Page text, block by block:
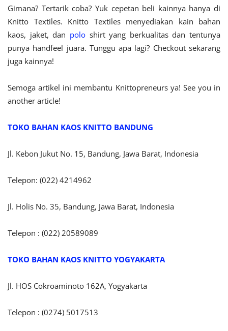
Gimana? Tertarik coba? Yuk cepetan beli kainnya hanya di
Knitto Textiles. Knitto Textiles menyediakan kain bahan
kaos, jaket, dan poloshirt yang berkualitas dan tentunya
punya handfeel juara. Tunggu apa lagi? Checkout sekarang
juga kainnya!
Semoga artikel ini membantu Knittopreneurs ya! See you in
another article!
TOKO BAHAN KAOS KNITTO BANDUNG
Jl. Kebon Jukut No. 15, Bandung, Jawa Barat, Indonesia
Telepon: (022) 4214962
Jl. Holis No. 35, Bandung, Jawa Barat, Indonesia
Telepon : (022) 20589089
TOKO BAHAN KAOS KNITTO YOGYAKARTA
Jl. HOS Cokroaminoto 162A, Yogyakarta
Telepon : (0274) 5017513